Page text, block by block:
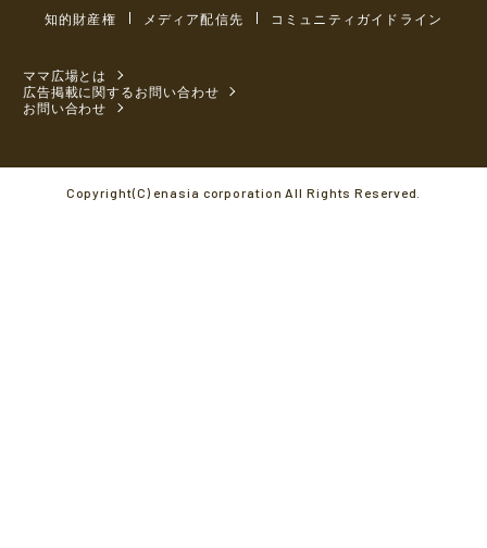
知的財産権
メディア配信先 コミュニティガイドライン
ママ広場とは
広告掲載に関するお問い合わせ
お問い合わせ
Copyright(C) enasia corporation All Rights Reserved.